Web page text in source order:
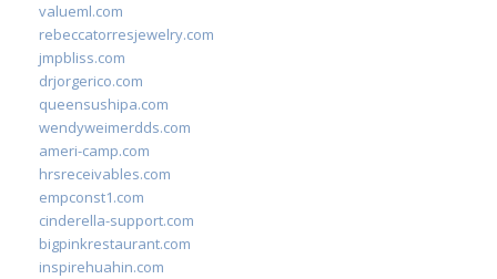
valueml.com
rebeccatorresjewelry.com
jmpbliss.com
drjorgerico.com
queensushipa.com
wendyweimerdds.com
ameri-camp.com
hrsreceivables.com
empconst1.com
cinderella-support.com
bigpinkrestaurant.com
inspirehuahin.com